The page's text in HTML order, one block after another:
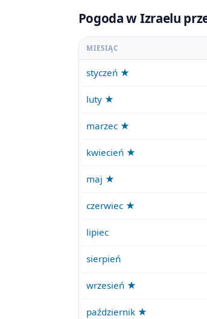
Pogoda w Izraelu
MIESIĄC
styczeń ★
luty ★
marzec ★
kwiecień ★
maj ★
czerwiec ★
lipiec
sierpień
wrzesień ★
październik ★